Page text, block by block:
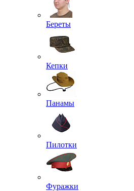
Береты
Кепки
Панамы
Пилотки
Фуражки